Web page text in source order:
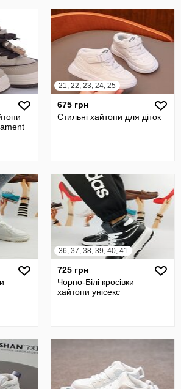
21, 22, 23, 24, 25
675 грн
Стильні хайтопи для діток
36, 37, 38, 39, 40, 41
725 грн
Чорно-Білі кросівки
хайтопи унісекс